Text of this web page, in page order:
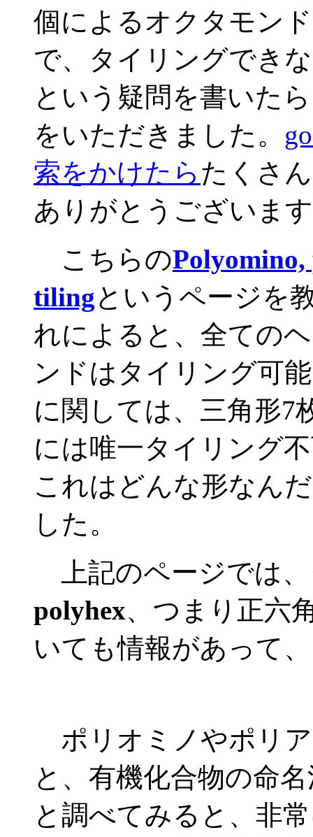
個によるオクタモン
で、タイリングでき
という疑問を書いた
をいただきました。
索をかけたら たくさ
ありがとうございま
こちらの
tilingというページを
れによると、全ての
ンドはタイリング可
に関しては、三角形7
には唯一タイリング
これはどんな形なん
した。
上記のページでは
polyhex、つまり正六
いても情報があって
ポリオミノやポリ
と、有機化合物の命
と調べてみると、非